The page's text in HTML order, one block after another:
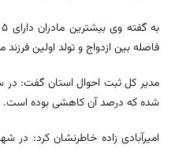
فاصله بین ازدواج و تولد اولین
شده که درصد آن کاهشی بوده است.
امیرآبادی زاده خاطرنشان کرد: